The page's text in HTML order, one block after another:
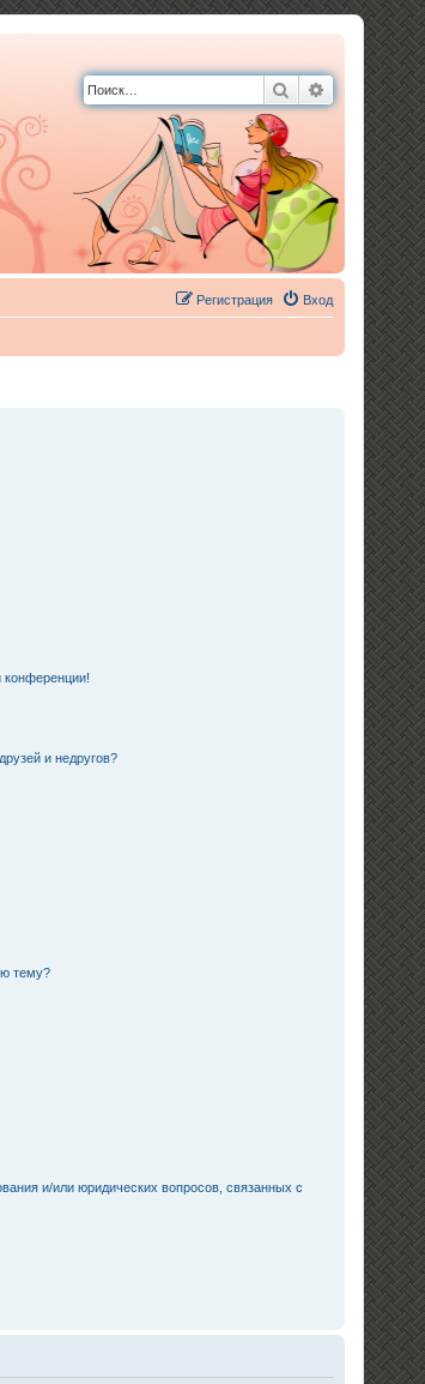
Поиск
Вход
Регистрация
конференции!
и недругов?
тему?
и/или юридических вопросов, связанных с